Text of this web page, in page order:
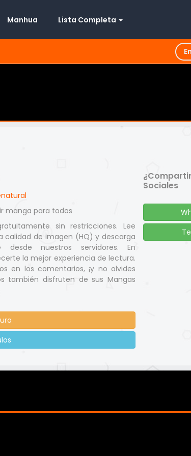
Manhua Lista Completa
manga para todos
sin restricciones. Lee
calidad de imagen (HQ) y descarga
desde nuestros servidores. En
la mejor experiencia de lectura.
en los comentarios, ¡y no olvides
también disfruten de sus Mangas
Sociales